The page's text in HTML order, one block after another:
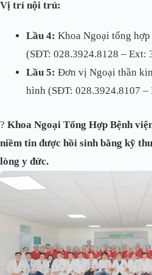
Vị trí nội trú:
Lầu 4: Khoa Ngoại tổng
(SĐT: 028.3924.8128 – Ext:
Lầu 5: Đơn vị Ngoại thần
hình (SĐT: 028.3924.8107 –
? Khoa Ngoại Tổng Hợp Bệnh
niềm tin được hồi sinh bằng kỹ
lòng y đức.